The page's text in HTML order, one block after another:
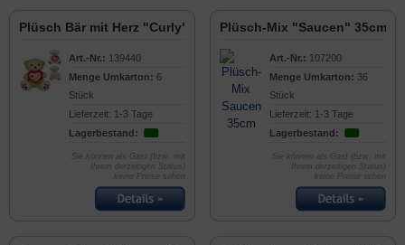
Plüsch Bär mit Herz "Curly" 45cm
Art.-Nr.: 139440
Menge Umkarton: 6
Stück
Lieferzeit: 1-3 Tage
Lagerbestand:
Sie können als Gast (bzw. mit
Ihrem derzeitigen Status)
keine Preise sehen
Plüsch-Mix "Saucen" 35cm
Art.-Nr.: 107200
Menge Umkarton: 36
Stück
Lieferzeit: 1-3 Tage
Lagerbestand:
Sie können als Gast (bzw. mit
Ihrem derzeitigen Status)
keine Preise sehen